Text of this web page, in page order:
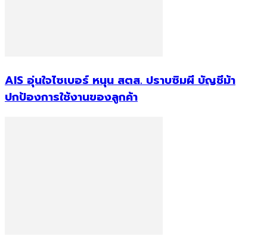
AIS อุ่นใจไซเบอร์ หนุน สตส. ปราบซิมผี บัญชีม้า
ปกป้องการใช้งานของลูกค้า